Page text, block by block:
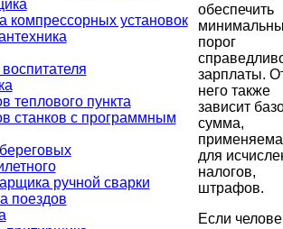
компрессорных установок
теплового пункта
станков с программным
ручной сварки
поездов
обеспечить
порог
зарплаты.
него также
зависит
сумма,
для
налогов,
штрафов.
Если